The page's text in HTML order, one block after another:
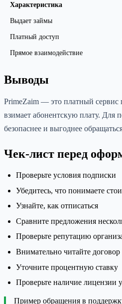
Характеристика
Выдает займы
Платный доступ
Прямое взаимодействие
Выводы
PrimeZaim — это платный сервис
взимает абонентскую плату. Для
безопаснее и выгоднее
Чек-лист перед
Проверьте условия подписки
Убедитесь, что понимаете
Узнайте, как отписаться
Сравните предложения
Проверьте репутацию
Внимательно читайте договор
Уточните процентную ставку
Проверьте наличие
Пример обращения в